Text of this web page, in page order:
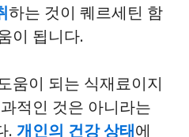
하는 것이 퀘르세틴 함
이 됩니다.
움이 되는 식재료이지
적인 것은 아니라는
. 개인의 건강 상태에